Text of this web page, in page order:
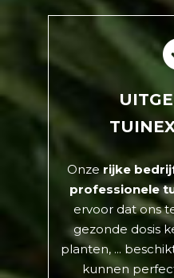
Onze rijke
professionele
ervoor dat ons
gezonde dosis
planten, ...
kunnen